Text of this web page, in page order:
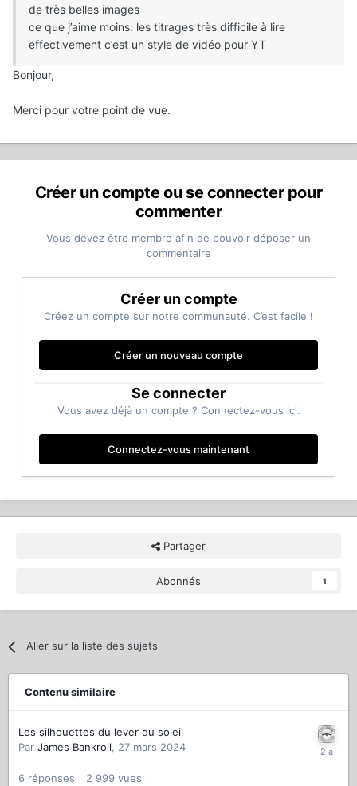
de très belles images
ce que j’aime moins: les titrages très difficile à lire
effectivement c’est un style de vidéo pour YT
Bonjour,
Merci pour votre point de vue.
Créer un compte ou se connecter pour
commenter
Vous devez être membre afin de pouvoir déposer un
commentaire
Créer un compte
Créez un compte sur notre communauté. C’est facile !
Créer un nouveau compte
Se connecter
Vous avez déjà un compte ? Connectez-vous ici.
Connectez-vous maintenant
Partager
Abonnés 1
Aller sur la liste des sujets
Contenu similaire
Les silhouettes du lever du soleil
Par James Bankroll, 27 mars 2024
6 réponses 2 999 vues